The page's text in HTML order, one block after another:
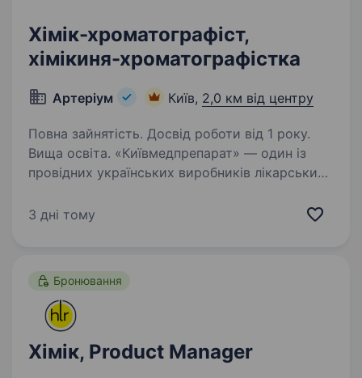
Хімік-хроматографіст,
хімікиня-хроматографістка
Артеріум Київ, 2,0 км від центру
Повна зайнятість. Досвід роботи від 1 року.
Вища освіта. «Київмедпрепарат» — один із
провідних українських виробників лікарських
формуються з 1847 року. Компанія
3 дні тому
Бронювання
Хімік, Product Manager